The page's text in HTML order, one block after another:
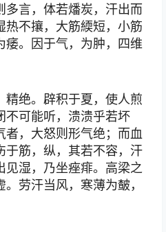
多言，体若燔炭，汗出而
热不攘，大筋緛短，小筋
痿。因于气，为肿，四维
精绝。辟积于夏，使人煎
不可能听，溃溃乎若坏
，大怒则形气绝；而血
于筋，纵，其若不容，汗
见湿，乃坐痤痱。高梁之
劳汗当风，寒薄为皶，